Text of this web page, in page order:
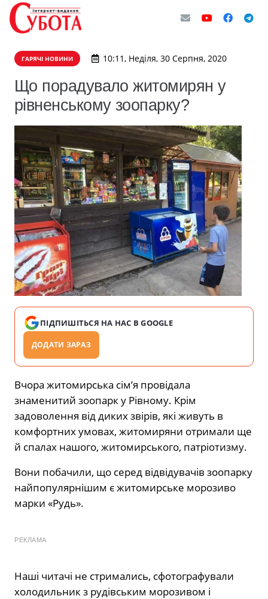
ГАРЯЧІ НОВИНИ 10:11, Неділя, 30 Серпня, 2020
Що порадувало житомирян у
рівненському зоопарку?
ПІДПИШІТЬСЯ НА НАС В GOOGLE
ДОДАТИ ЗАРАЗ
Вчора житомирська сім’я провідала
знаменитий зоопарк у Рівному. Крім
задоволення від диких звірів, які живуть в
комфортних умовах, житомиряни отримали ще
й спалах нашого, житомирського, патріотизму.
Вони побачили, що серед відвідувачів зоопарку
найпопулярнішим є житомирське морозиво
марки «Рудь».
РЕКЛАМА
Наші читачі не стримались, сфотографували
холодильник з рудівським морозивом і